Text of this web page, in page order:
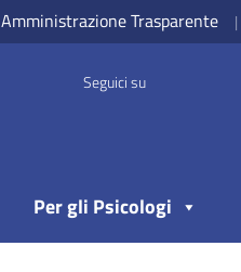
Amministrazione Trasparente |
Seguici su
Per gli Psicologi